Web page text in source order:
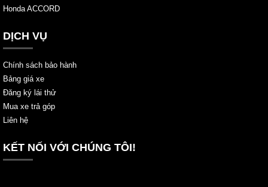
Honda ACCORD
DỊCH VỤ
Chính sách bảo hành
Bảng giá xe
Đăng ký lái thử
Mua xe trả góp
Liên hệ
KẾT NỐI VỚI CHÚNG TÔI!